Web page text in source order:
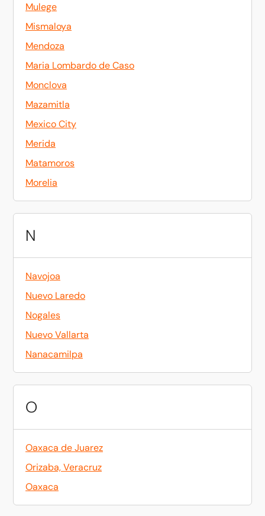
Mulege
Mismaloya
Mendoza
Maria Lombardo de Caso
Monclova
Mazamitla
Mexico City
Merida
Matamoros
Morelia
N
Navojoa
Nuevo Laredo
Nogales
Nuevo Vallarta
Nanacamilpa
O
Oaxaca de Juarez
Orizaba, Veracruz
Oaxaca